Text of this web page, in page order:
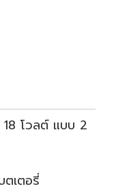
โวลต์ แบบ 2
เตอรี่